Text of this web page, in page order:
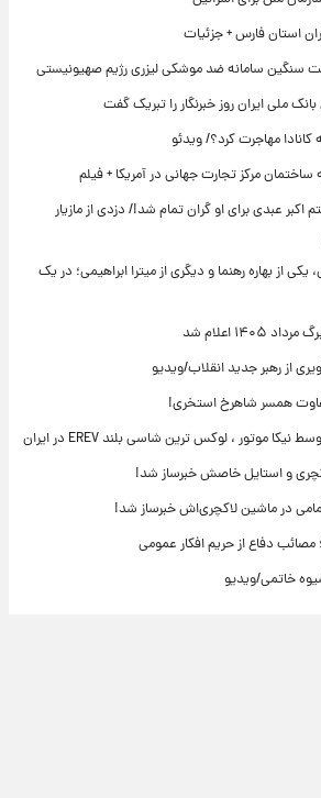
استان فارس + جزئیات
سنگین سامانه ضد موشکی لیزری رژیم صهیونیستی
ملی ایران روز خبرنگار را تبریک گفت
مهاجرت کرد؟/ ویدئو
مرکز تجارت جهانی در آمریکا + فیلم
اکبر عبدی برای او گران تمام شد!/ دزدی از مازیار
از بهاره رهنما و دیگری از میترا ابراهیمی؛ در یک
اعلام شد
از رهبر جدید انقلاب/ویدیو
همسر شاهرخ استخری!
و استایل خاصش خبرساز شد!
در ماشین لاکچری‌اش خبرساز شد!
مصائب دفاع از حریم افکار عمومی
خاتمی/ویدیو